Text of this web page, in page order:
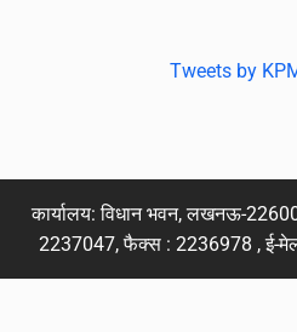
Tweets by
कार्यालय: विधान भवन, लखनऊ-
2237047, फैक्स : 2236978 , ई-